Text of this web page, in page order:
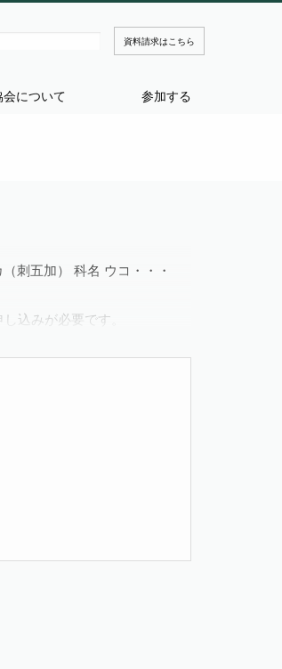
資料請求はこちら
会について 参加する
刺五加） 科名 ウコ・・・
込みが必要です。